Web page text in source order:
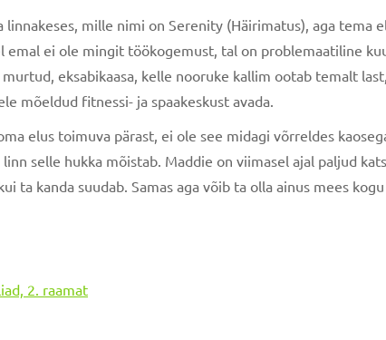
linnakeses, mille nimi on Serenity (Häirimatus), aga
emal ei ole mingit töökogemust, tal on problemaatiline
eksabikaasa, kelle nooruke kallim ootab temalt
mõeldud fitnessi- ja spaakeskust avada.
elus toimuva pärast, ei ole see midagi võrreldes
selle hukka mõistab. Maddie on viimasel ajal paljud
ta kanda suudab. Samas aga võib ta olla ainus mees
2. raamat